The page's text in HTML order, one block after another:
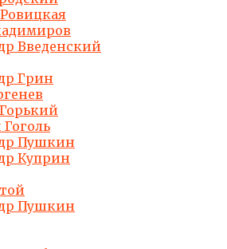
Введенский
Грин
Пушкин
Куприн
Пушкин